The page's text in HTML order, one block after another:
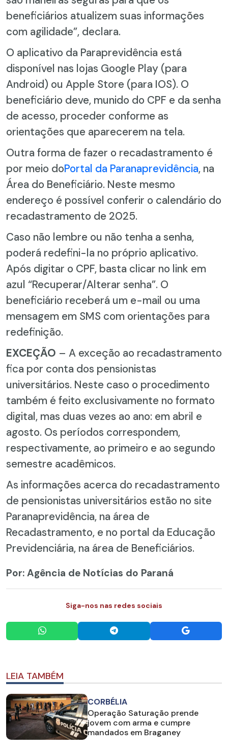
beneficiários atualizem suas informações
com agilidade”, declara.
O aplicativo da Paraprevidência está
disponível nas lojas Google Play (para
Android) ou Apple Store (para IOS). O
beneficiário deve, munido do CPF e da senha
de acesso, proceder conforme as
orientações que aparecerem na tela.
Outra forma de fazer o recadastramento é
por meio doPortal da Paranaprevidência, na
Área do Beneficiário. Neste mesmo
endereço é possível conferir o calendário do
recadastramento de 2025.
Caso não lembre ou não tenha a senha,
poderá redefini-la no próprio aplicativo.
Após digitar o CPF, basta clicar no link em
azul “Recuperar/Alterar senha”. O
beneficiário receberá um e-mail ou uma
mensagem em SMS com orientações para
redefinição.
EXCEÇÃO – A exceção ao recadastramento
fica por conta dos pensionistas
universitários. Neste caso o procedimento
também é feito exclusivamente no formato
digital, mas duas vezes ao ano: em abril e
agosto. Os períodos correspondem,
respectivamente, ao primeiro e ao segundo
semestre acadêmicos.
As informações acerca do recadastramento
de pensionistas universitários estão no site
Paranaprevidência, na área de
Recadastramento, e no portal da Educação
Previdenciária, na área de Beneficiários.
Por: Agência de Notícias do Paraná
Siga-nos nas redes sociais
LEIA TAMBÉM
CORBÉLIA
Operação Saturação prende
jovem com arma e cumpre
mandados em Braganey